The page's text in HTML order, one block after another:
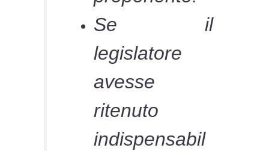
Se il
legislatore
avesse
ritenuto
indispensabil